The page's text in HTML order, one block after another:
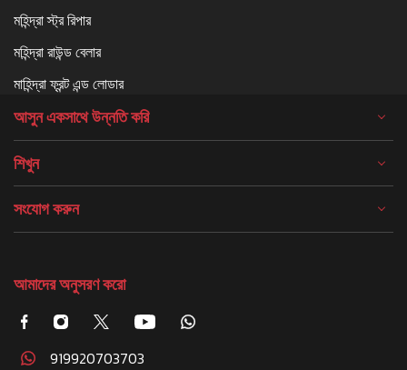
মহিন্দ্রা স্ট্র রিপার
মহিন্দ্রা রাউন্ড বেলার
মাহিন্দ্রা ফ্রন্ট এন্ড লোডার
আসুন একসাথে উন্নতি করি
শিখুন
সংযোগ করুন
আমাদের অনুসরণ করো
919920703703